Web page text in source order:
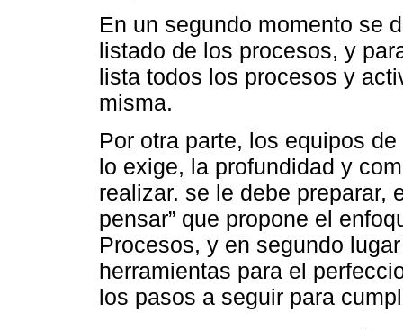
En un segundo momento se
listado de los procesos, y
lista todos los procesos y
misma.
Por otra parte, los equipos
lo exige, la profundidad y
realizar. se le debe preparar,
pensar” que propone el
Procesos, y en segundo
herramientas para el
los pasos a seguir para